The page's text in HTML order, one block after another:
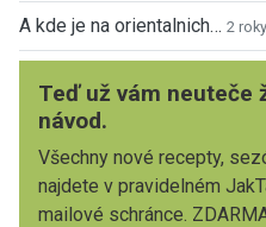
A kde je na orientalnich… 2
Teď už vám neuteče
návod.
Všechny nové recepty,
najdete v pravidelném
mailové schránce.